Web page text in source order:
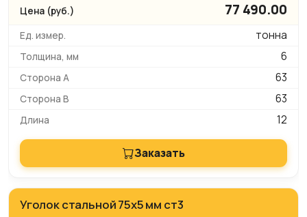
77 490.00
тонна
6
63
63
12
Заказать
Уголок стальной 75х5 мм ст3